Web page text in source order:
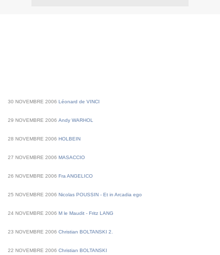
30 NOVEMBRE 2006 Léonard de VINCI
29 NOVEMBRE 2006 Andy WARHOL
28 NOVEMBRE 2006 HOLBEIN
27 NOVEMBRE 2006 MASACCIO
26 NOVEMBRE 2006 Fra ANGELICO
25 NOVEMBRE 2006 Nicolas POUSSIN - Et in Arcadia ego
24 NOVEMBRE 2006 M le Maudit - Fritz LANG
23 NOVEMBRE 2006 Christian BOLTANSKI 2.
22 NOVEMBRE 2006 Christian BOLTANSKI